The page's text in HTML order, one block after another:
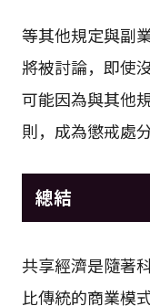
等其他規定與副
將被討論，即使
可能因為與其他
則，成為懲戒處
總結
共享經濟是隨著
比傳統的商業模